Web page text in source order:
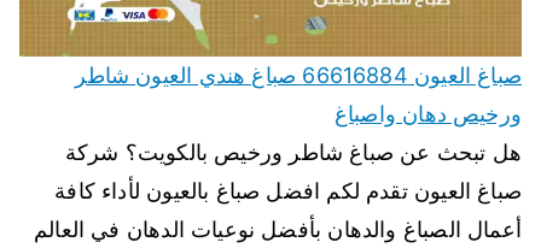
صباغ العيون 66616884 صباغ هندي العيون شاطر
ورخيص دهان واصباغ
هل تبحث عن صباغ شاطر ورخيص بالكويت؟ شركة
صباغ العيون تقدم لكم افضل صباغ بالعيون لأداء كافة
أعمال الصباغ والدهان بأفضل نوعيات الدهان في العالم